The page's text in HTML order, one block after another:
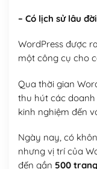
– Có lịch sử lâu đời
WordPress được
một công cụ cho
Qua thời gian
thu hút các
kinh nghiệm đến
Ngày nay, có
nhưng vị trí của
đến gần 500